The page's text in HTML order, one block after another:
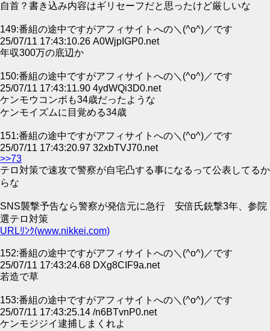
自首？書き込み内容はギリセーフだと思ったけど厳しいな
149:番組の途中ですがアフィサイトへの＼(^o^)／です
25/07/11 17:43:10.26 A0WjpIGP0.net
年収300万の底辺か
150:番組の途中ですがアフィサイトへの＼(^o^)／です
25/07/11 17:43:11.90 4ydWQi3D0.net
ケンモウコンボも34歳だったような
ケンモイズムに目覚める34歳
151:番組の途中ですがアフィサイトへの＼(^o^)／です
25/07/11 17:43:20.97 32xbTVJ70.net
>>73
テロ対策で速攻で警察が自宅凸する事になるって公表してるか
らな
SNS襲撃予告なら警察が発信元に急行 安倍氏銃撃3年、参院
選テロ対策
URLﾘﾝｸ(www.nikkei.com)
152:番組の途中ですがアフィサイトへの＼(^o^)／です
25/07/11 17:43:24.68 DXg8CIF9a.net
若造で草
153:番組の途中ですがアフィサイトへの＼(^o^)／です
25/07/11 17:43:25.14 /n6BTvnP0.net
ケンモジジイ逮捕しまくれよ